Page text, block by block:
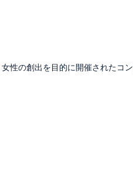
性の創出を目的に開催されたコン